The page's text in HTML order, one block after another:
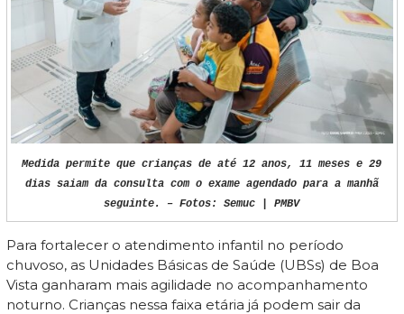
Medida permite que crianças de até 12 anos, 11 meses e 29
dias saiam da consulta com o exame agendado para a manhã
seguinte. – Fotos: Semuc | PMBV
Para fortalecer o atendimento infantil no período
chuvoso, as Unidades Básicas de Saúde (UBSs) de Boa
Vista ganharam mais agilidade no acompanhamento
noturno. Crianças nessa faixa etária já podem sair da